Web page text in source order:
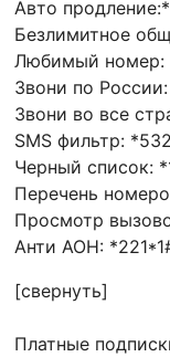
Авто
Безлимитное
Любимый номер:
Звони по
Звони во все
SMS фильтр:
Черный список:
Перечень
Просмотр
Анти АОН:
[свернуть]
Платные